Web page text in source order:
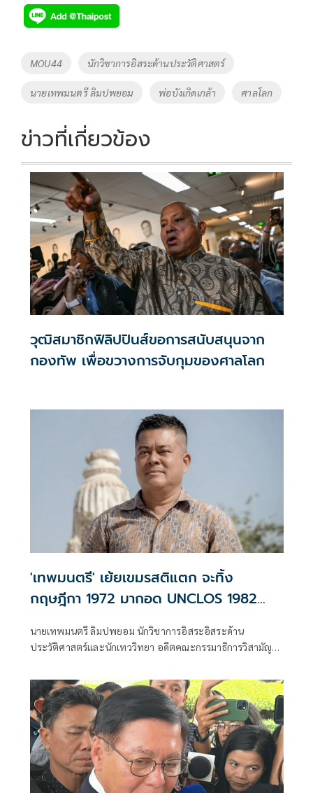
e
b
o
k
tt
er
p
y
Li
n
k
Tags
MOU44 นักวิชาการอิสระด้านประวัติศาสตร์
นายเทพมนตรี ลิมปพยอม พ่อบังเกิดเกล้า ศาลโลก
ข่าวที่เกี่ยวข้อง
วุฒิสมาชิกฟิลิปปินส์ขอการสนับสนุนจาก
กองทัพ เพื่อขวางการจับกุมของศาลโลก
'เทพมนตรี' เย้ยเขมรสติแตก จะทิ้ง
กฤษฎีกา 1972 มากอด UNCLOS 1982
นายเทพมนตรี ลิมปพยอม นักวิชาการอิสระอิสระด้าน
ประวัติศาสตร์และนักเทววิทยา อดีตคณะกรรมาธิการวิสามัญ
แทนราษฎร โพสต์เฟซบุ๊ก ว่า เขมรสติแตก